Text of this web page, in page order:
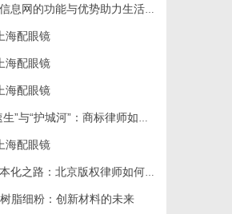
网的功能与优势助力生活便捷化
海配眼镜
海配眼镜
海配眼镜
河”：商标律师如何破解流量变现的知产焦虑
海配眼镜
：北京版权律师如何让“IP”变“现金流”
脂细粉：创新材料的未来